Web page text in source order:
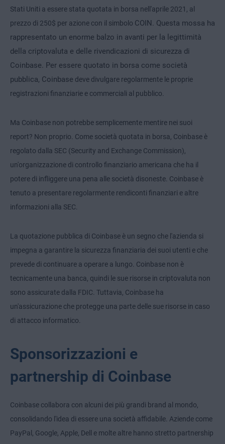
Stati Uniti a essere stata quotata in borsa nell'aprile 2021, al
prezzo di 250$ per azione con il simbolo COIN. Questa mossa ha
rappresentato un enorme balzo in avanti per la legittimità
della criptovaluta e delle rivendicazioni di sicurezza di
Coinbase. Per essere quotato in borsa come società
pubblica, Coinbase deve divulgare regolarmente le proprie
registrazioni finanziarie e commerciali al pubblico.
Ma Coinbase non potrebbe semplicemente mentire nei suoi
report? Non proprio. Come società quotata in borsa, Coinbase è
regolato dalla SEC (Security and Exchange Commission),
un'organizzazione di controllo finanziario americana che ha il
potere di infliggere una pena alle società disoneste. Coinbase è
tenuto a presentare regolarmente rendiconti finanziari e altre
informazioni alla SEC.
La quotazione pubblica di Coinbase è un segno che l'azienda si
impegna a garantire la sicurezza finanziaria dei suoi utenti e che
prevede di continuare a operare a lungo. Coinbase non è
tecnicamente una banca, quindi le sue risorse in criptovaluta non
sono assicurate dalla FDIC. Tuttavia, Coinbase ha
un'assicurazione che protegge una parte delle sue risorse in caso
di attacco informatico.
Sponsorizzazioni e
partnership di Coinbase
Coinbase collabora con alcuni dei più grandi brand al mondo,
consolidando l'idea di essere una società affidabile. Aziende come
PayPal, Google, Apple, Dell e molte altre hanno stretto partnership